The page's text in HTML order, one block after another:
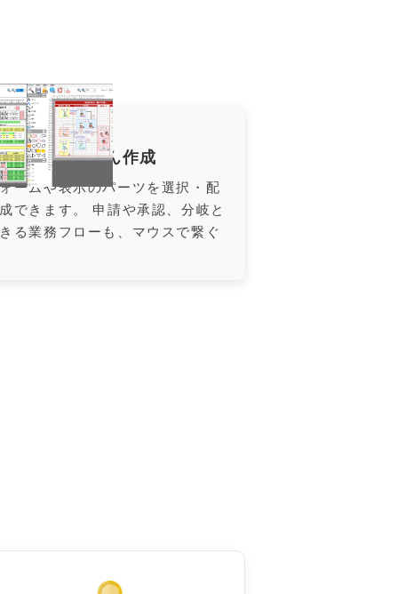
ーをかんたん作成
ームや表示のパーツを選択・配
できます。 申請や承認、分岐と
る業務フローも、マウスで繋ぐ